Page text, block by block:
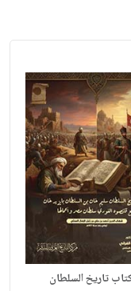
تاريخ السلطان